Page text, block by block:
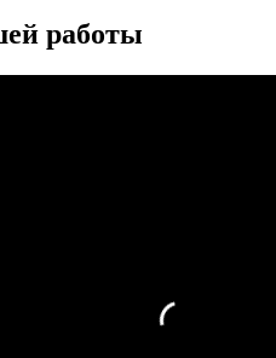
работы